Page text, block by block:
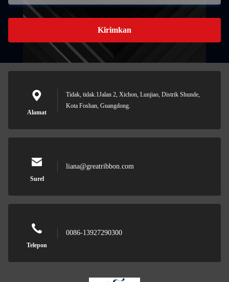
Kirimkan
Alamat
Tidak, tidak.1Jalan 2, Xichon, Lunjiao, Distrik Shunde,
Kota Foshan, Guangdong.
Surel
liana@greatribbon.com
Telepon
0086-13927290300